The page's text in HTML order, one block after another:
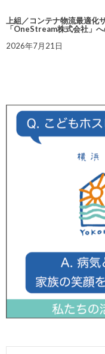
上組／コンテナ物流最適
「OneStream株式会社」
2026年7月21日